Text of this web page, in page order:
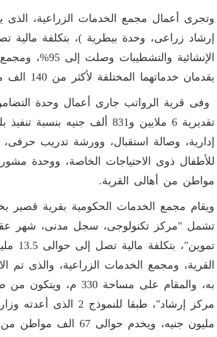
الإنشائية
يقدمان خدماتهما المختلفة لأكثر من 140 الف مواطن من أهالى قرية أبوشوشة.
إدارية، وصالة استقبال، وورشة تدريب
مواطن من أهالى القرية.
تشمل "مركز تكنولوجى، سجل مدنى، شهر
القرية، ومجمع الخدمات الزراعية، والذى تم
به، والمقام على
مليون جنيه، ويخدم حوالى 67 الف مواطن من أهالى القرية.